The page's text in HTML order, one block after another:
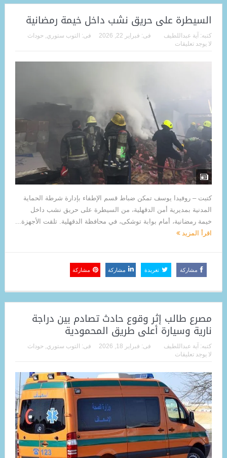
السيطرة على حريق نشب داخل خيمة رمضانية
كتبه: آية عبداللطيف فى: فبراير 22, 2026 فى: التوب ستوري, حوداث
لا يوجد تعليقات
كتبت – روفيدا يوسف تمكن ضباط قسم الإطفاء بإدارة شرطة الحماية
المدنية بمديرية أمن الدقهلية، من السيطرة على حريق نشب داخل
خيمة رمضانية، أمام بوابة توشكى، في محافظة الدقهلية. تلقت الأجهزة...
اقرأ المزيد
مشاركة تغريدة مشاركة مشاركة
مصرع طالب إثر وقوع حادث تصادم بين دراجة
نارية وسيارة أعلى طريق المحمودية
كتبه: آية عبداللطيف فى: فبراير 18, 2026 فى: التوب ستوري, حوداث
لا يوجد تعليقات